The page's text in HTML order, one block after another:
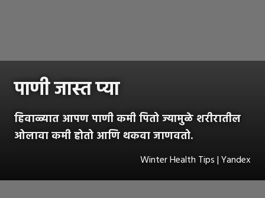
पाणी जास्त प्या
हिवाळ्यात आपण पाणी कमी पितो ज्यामुळे शरीरातील
ओलावा कमी होतो आणि थकवा जाणवतो.
Winter Health Tips | Yandex